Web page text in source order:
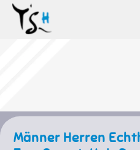
Männer Herren